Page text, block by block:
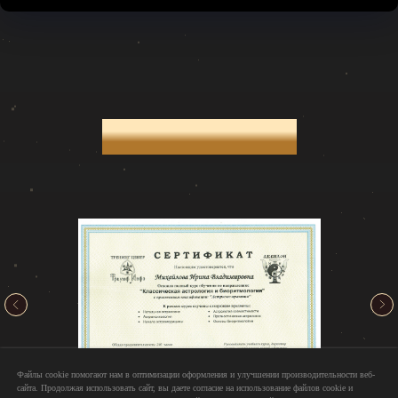
Сертификаты:
Файлы cookie помогают нам в оптимизации оформления и улучшении производительности веб-
сайта. Продолжая использовать сайт, вы даете согласие на использование файлов cookie и